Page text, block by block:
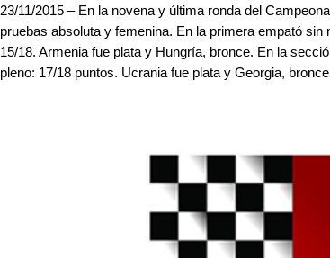
23/11/2015 – En la novena y última ronda del
pruebas absoluta y femenina. En la primera empató
15/18. Armenia fue plata y Hungría, bronce. En la
pleno: 17/18 puntos. Ucrania fue plata y Georgia,